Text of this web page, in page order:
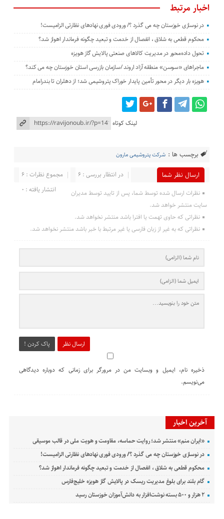
اخبار مرتبط
در نوسازی خوزستان چه می گذرد ؟/ ورودی فوری نهادهای نظارتی الزامیست!
محکوم قطعی به شلاق ، انفصال از خدمت و تبعید چگونه فرماندار اهواز شد؟
تحول داده‌محور در مدیریت کالاهای صنعتی پالایش گاز هویزه
ماجراهای «سوسن» منطقه آزاد اروند /سازمان بازرسی استان خوزستان چه می کند؟
هویزه بار دیگر در محور تأمین پایدار خوراک پتروشیمی شد؛ از دهلران تا بندرامام
لینک کوتاه
برچسب ها : شرکت پتروشیمی مارون
ارسال نظر شما مجموع نظرات : 6
در انتظار بررسی : 6
انتشار یافته : 0
نظرات ارسال شده توسط شما، پس از تایید توسط مدیران
سایت منتشر خواهد شد.
نظراتی که حاوی تهمت یا افترا باشد منتشر نخواهد شد.
نظراتی که به غیر از زبان فارسی یا غیر مرتبط با خبر باشد منتشر نخواهد شد.
ارسال نظر پاک کردن !
ذخیره نام، ایمیل و وبسایت من در مرورگر برای زمانی که دوباره دیدگاهی
می‌نویسم.
آخرین اخبار
«ایران منم» منتشر شد؛ روایت حماسه، مقاومت و هویت ملی در قالب موسیقی
در نوسازی خوزستان چه می گذرد ؟/ ورودی فوری نهادهای نظارتی الزامیست!
محکوم قطعی به شلاق ، انفصال از خدمت و تبعید چگونه فرماندار اهواز شد؟
گام بلند برای بلوغ مدیریت ریسک در پالایش گاز هویزه خلیج‌فارس
۲ هزار و ۵۰۰ بسته نوشت‌افزار به دانش‌آموزان خوزستان رسید